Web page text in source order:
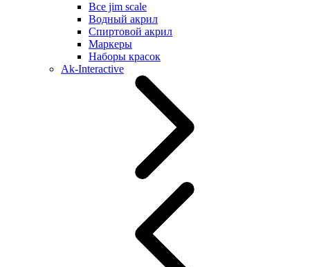
Все jim scale
Водный акрил
Спиртовой акрил
Маркеры
Наборы красок
Ak-Interactive